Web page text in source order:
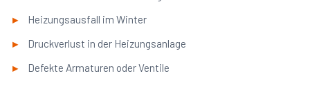
Heizungsausfall im Winter
Druckverlust in der Heizungsanlage
Defekte Armaturen oder Ventile